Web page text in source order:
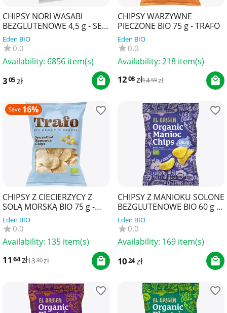
CHIPSY NORI WASABI
BEZGLUTENOWE 4,5 g - SEN
SOY
Eden BIO
0.0
Availability: 6856 item(s)
305 zł
CHIPSY WARZYWNE
PIECZONE BIO 75 g - TRAFO
Eden BIO
0.0
Availability: 218 item(s)
1208zł1459zł
Save 16%
CHIPSY Z CIECIERZYCY Z
SOLĄ MORSKĄ BIO 75 g -
TRAFO
Eden BIO
0.0
Availability: 135 item(s)
11 64zł1390zł
CHIPSY Z MANIOKU SOLONE
BEZGLUTENOWE BIO 60 g -
EL ORIGEN
Eden BIO
0.0
Availability: 169 item(s)
1024zł